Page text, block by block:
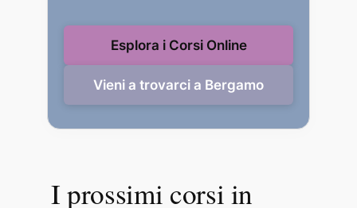
Esplora i Corsi Online
Vieni a trovarci a Bergamo
I prossimi corsi in